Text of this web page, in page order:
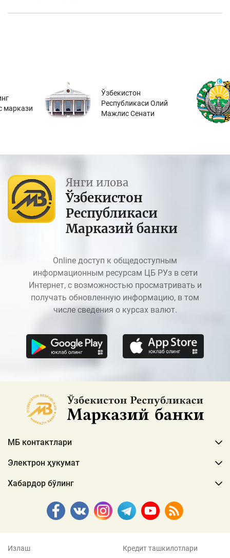
маркази
Ўзбекистон
Республикаси Олий
Мажлис Сенати
Янги илова
Ўзбекистон
Республикаси
Марказий банки
Online доступ к общедоступным
информационным ресурсам ЦБ РУз в сети
Интернет, с возможностью просматривать и
получать обновленную информацию, в том
числе сведения о курсах валют.
МБ контактлари
Электрон ҳукумат
Хабардор бўлинг
Излаш Кредит ташкилотлари